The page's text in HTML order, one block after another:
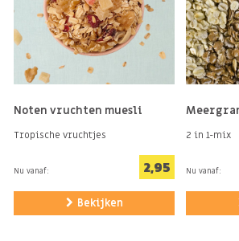
Noten vruchten muesli
Tropische vruchtjes
Nu vanaf: 2,95
Bekijken
2 in 1-mix
Nu vanaf: